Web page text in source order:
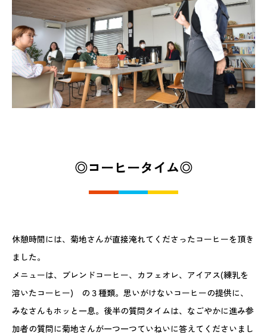
◎コーヒータイム◎
休憩時間には、菊地さんが直接淹れてくださったコーヒーを頂き
ました。
メニューは、ブレンドコーヒー、カフェオレ、アイアス(練乳を
溶いたコーヒー) の３種類。思いがけないコーヒーの提供に、
みなさんもホッと一息。後半の質問タイムは、なごやかに進み参
加者の質問に菊地さんが一つ一つていねいに答えてくださいまし